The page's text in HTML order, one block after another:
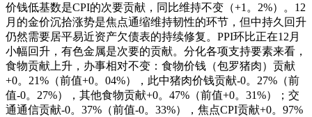
价钱低基数是CPI的次要贡献，同比维持不变（+1。2%）。12
月的金价沉拾涨势是焦点通缩维持韧性的环节，但中持久回升
仍然需要居平易近资产欠债表的持续修复。PPI环比正在12月
小幅回升，有色金属是次要的贡献。分化各项支持要素来看，
食物贡献上升，办事相对不变：食物价钱（包罗猪肉）贡献
+0。21%（前值+0。04%），此中猪肉价钱贡献-0。27%（前
值-0。27%），其他食物贡献+0。47%（前值+0。31%）；交
通通信贡献-0。37%（前值-0。33%），焦点CPI贡献+0。97%